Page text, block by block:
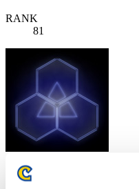
RANK
81
スコア: -